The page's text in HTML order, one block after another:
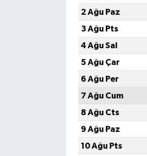
2 Ağu Paz
3 Ağu Pts
4 Ağu Sal
5 Ağu Çar
6 Ağu Per
7 Ağu Cum
8 Ağu Cts
9 Ağu Paz
10 Ağu Pts